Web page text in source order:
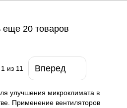
еще 20 товаров
1 из 11 Вперед
улучшения микроклимата в
Применение вентиляторов